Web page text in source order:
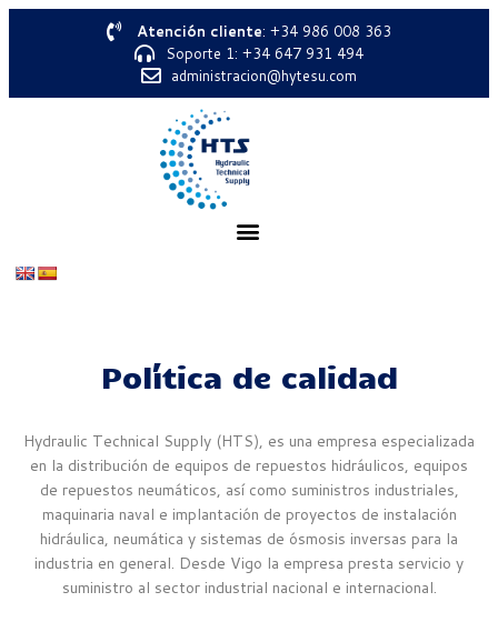
Atención cliente: +34 986 008 363
Soporte 1: +34 647 931 494
administracion@hytesu.com
Política de calidad
Hydraulic Technical Supply (HTS), es una empresa especializada
en la distribución de equipos de repuestos hidráulicos, equipos
de repuestos neumáticos, así como suministros industriales,
maquinaria naval e implantación de proyectos de instalación
hidráulica, neumática y sistemas de ósmosis inversas para la
industria en general. Desde Vigo la empresa presta servicio y
suministro al sector industrial nacional e internacional.